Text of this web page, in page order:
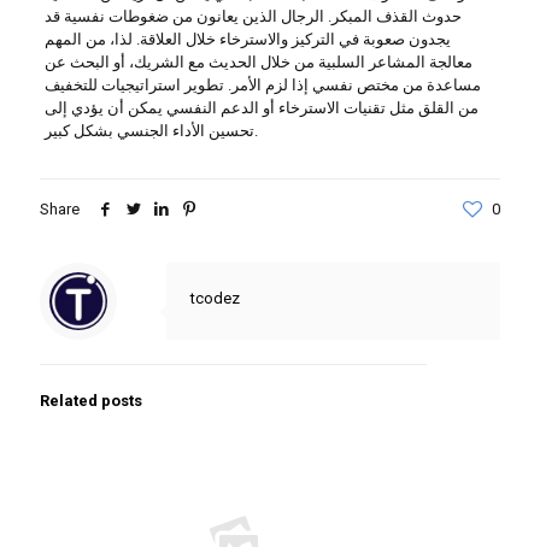
حدوث القذف المبكر. الرجال الذين يعانون من ضغوطات نفسية قد
يجدون صعوبة في التركيز والاسترخاء خلال العلاقة. لذا، من المهم
معالجة المشاعر السلبية من خلال الحديث مع الشريك، أو البحث عن
مساعدة من مختص نفسي إذا لزم الأمر. تطوير استراتيجيات للتخفيف
من القلق مثل تقنيات الاسترخاء أو الدعم النفسي يمكن أن يؤدي إلى
تحسين الأداء الجنسي بشكل كبير.
Share 0
tcodez
Related posts